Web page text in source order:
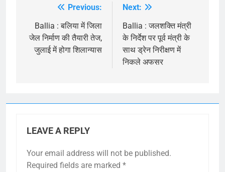
navigation
Previous:
Ballia : बलिया में जिला
जेल निर्माण की तैयारी तेज,
जुलाई में होगा शिलान्यास
Next:
Ballia : जलशक्ति मंत्री
के निर्देश पर पूर्व मंत्री के
साथ ड्रेन निरीक्षण में
निकले अफसर
LEAVE A REPLY
Your email address will not be published.
Required fields are marked *